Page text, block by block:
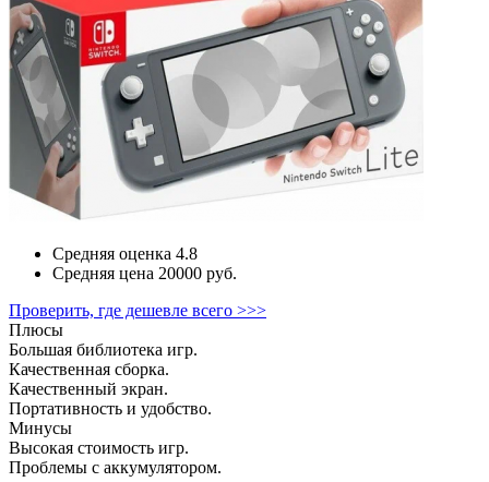
Средняя оценка 4.8
Средняя цена 20000 руб.
Проверить, где дешевле всего >>>
Плюсы
Большая библиотека игр.
Качественная сборка.
Качественный экран.
Портативность и удобство.
Минусы
Высокая стоимость игр.
Проблемы с аккумулятором.